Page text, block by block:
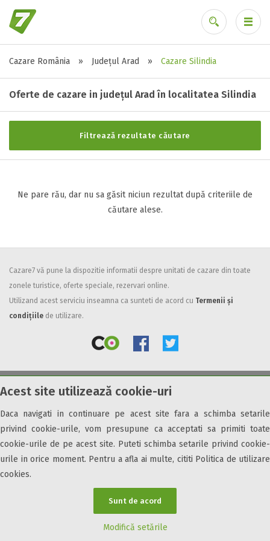
Acest site utilizează cookie-uri
Daca navigati in continuare pe acest site fara a schimba setarile
privind cookie-urile, vom presupune ca acceptati sa primiti toate
cookie-urile de pe acest site. Puteti schimba setarile privind cookie-
urile in orice moment. Pentru a afla ai multe, cititi Politica de utilizare
cookies.
Sunt de acord
Modifică setările
Cazare România » Județul Arad » Cazare Silindia
Oferte de cazare in județul Arad în localitatea Silindia
Filtrează rezultate căutare
Stele / margarete
Neclasificat
2 stele / margarete
3 stele / margarete
Facilități
Internet wireless
All inclusive
Pensiune completa
Demipensiune
Mic dejun
Accepta animale
Accepta voucher vacanta
Acces persoane cu dizabilități
Ne pare rău, dar nu sa găsit niciun rezultat după criteriile de
căutare alese.
Cazare7 vă pune la dispozitie informatii despre unitati de cazare din toate
zonele turistice, oferte speciale, rezervari online.
Utilizand acest serviciu inseamna ca sunteti de acord cu Termenii și
condițiile de utilizare.
© 2026 Cazare7. Toate drepturile rezervate.
Obiective turistice Informații utile Parteneri Cazare7 Harta Cazare7